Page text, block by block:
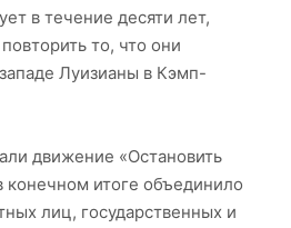
в течение десяти лет,
то, что они
Луизианы в Кэмп-
движение «Остановить
конечном итоге объединило
лиц, государственных и